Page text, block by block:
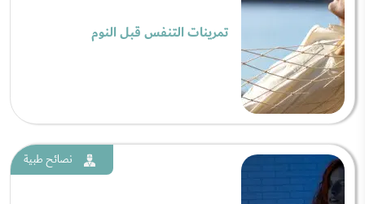
تمرينات التنفس قبل النوم
نصائح طبية